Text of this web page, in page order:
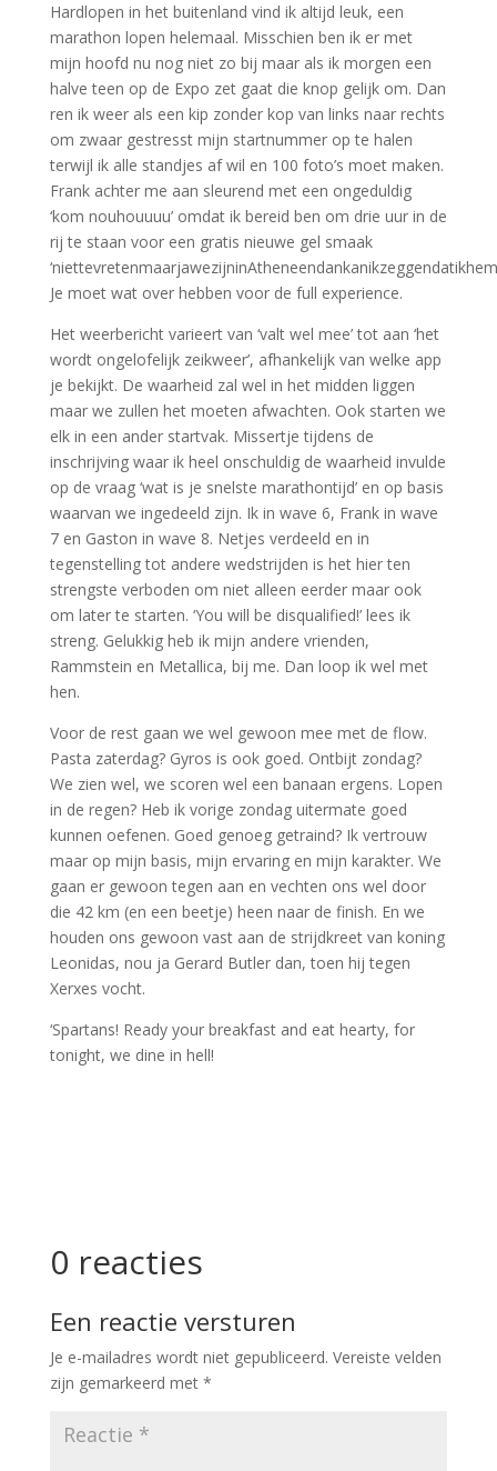
Hardlopen in het buitenland vind ik altijd leuk, een
marathon lopen helemaal. Misschien ben ik er met
mijn hoofd nu nog niet zo bij maar als ik morgen een
halve teen op de Expo zet gaat die knop gelijk om. Dan
ren ik weer als een kip zonder kop van links naar rechts
om zwaar gestresst mijn startnummer op te halen
terwijl ik alle standjes af wil en 100 foto’s moet maken.
Frank achter me aan sleurend met een ongeduldig
‘kom nouhouuuu’ omdat ik bereid ben om drie uur in de
rij te staan voor een gratis nieuwe gel smaak
Je moet wat over hebben voor de full experience.
Het weerbericht varieert van ‘valt wel mee’ tot aan ‘het
wordt ongelofelijk zeikweer’, afhankelijk van welke app
je bekijkt. De waarheid zal wel in het midden liggen
maar we zullen het moeten afwachten. Ook starten we
elk in een ander startvak. Missertje tijdens de
inschrijving waar ik heel onschuldig de waarheid invulde
op de vraag ‘wat is je snelste marathontijd’ en op basis
waarvan we ingedeeld zijn. Ik in wave 6, Frank in wave
7 en Gaston in wave 8. Netjes verdeeld en in
tegenstelling tot andere wedstrijden is het hier ten
strengste verboden om niet alleen eerder maar ook
om later te starten. ‘You will be disqualified!’ lees ik
streng. Gelukkig heb ik mijn andere vrienden,
Rammstein en Metallica, bij me. Dan loop ik wel met
hen.
Voor de rest gaan we wel gewoon mee met de flow.
Pasta zaterdag? Gyros is ook goed. Ontbijt zondag?
We zien wel, we scoren wel een banaan ergens. Lopen
in de regen? Heb ik vorige zondag uitermate goed
kunnen oefenen. Goed genoeg getraind? Ik vertrouw
maar op mijn basis, mijn ervaring en mijn karakter. We
gaan er gewoon tegen aan en vechten ons wel door
die 42 km (en een beetje) heen naar de finish. En we
houden ons gewoon vast aan de strijdkreet van koning
Leonidas, nou ja Gerard Butler dan, toen hij tegen
Xerxes vocht.
‘Spartans! Ready your breakfast and eat hearty, for
tonight, we dine in hell!
0 reacties
Een reactie versturen
Je e-mailadres wordt niet gepubliceerd. Vereiste velden
zijn gemarkeerd met *